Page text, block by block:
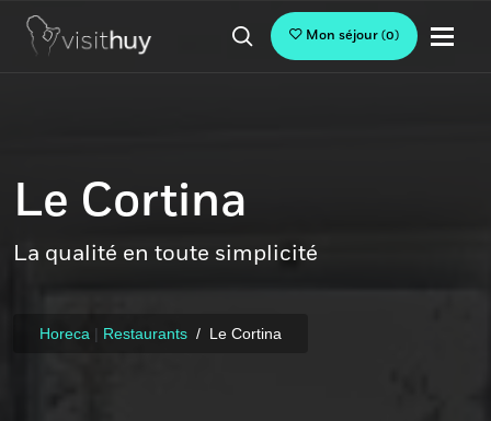
Mon séjour(0)
Le Cortina
La qualité en toute simplicité
Horeca | Restaurants Le Cortina